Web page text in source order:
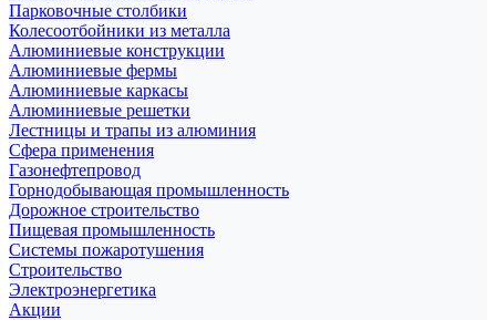
Парковочные столбики
Колесоотбойники из металла
Алюминиевые конструкции
Алюминиевые фермы
Алюминиевые каркасы
Алюминиевые решетки
Лестницы и трапы из алюминия
Сфера применения
Газонефтепровод
Горнодобывающая промышленность
Дорожное строительство
Пищевая промышленность
Системы пожаротушения
Строительство
Электроэнергетика
Акции